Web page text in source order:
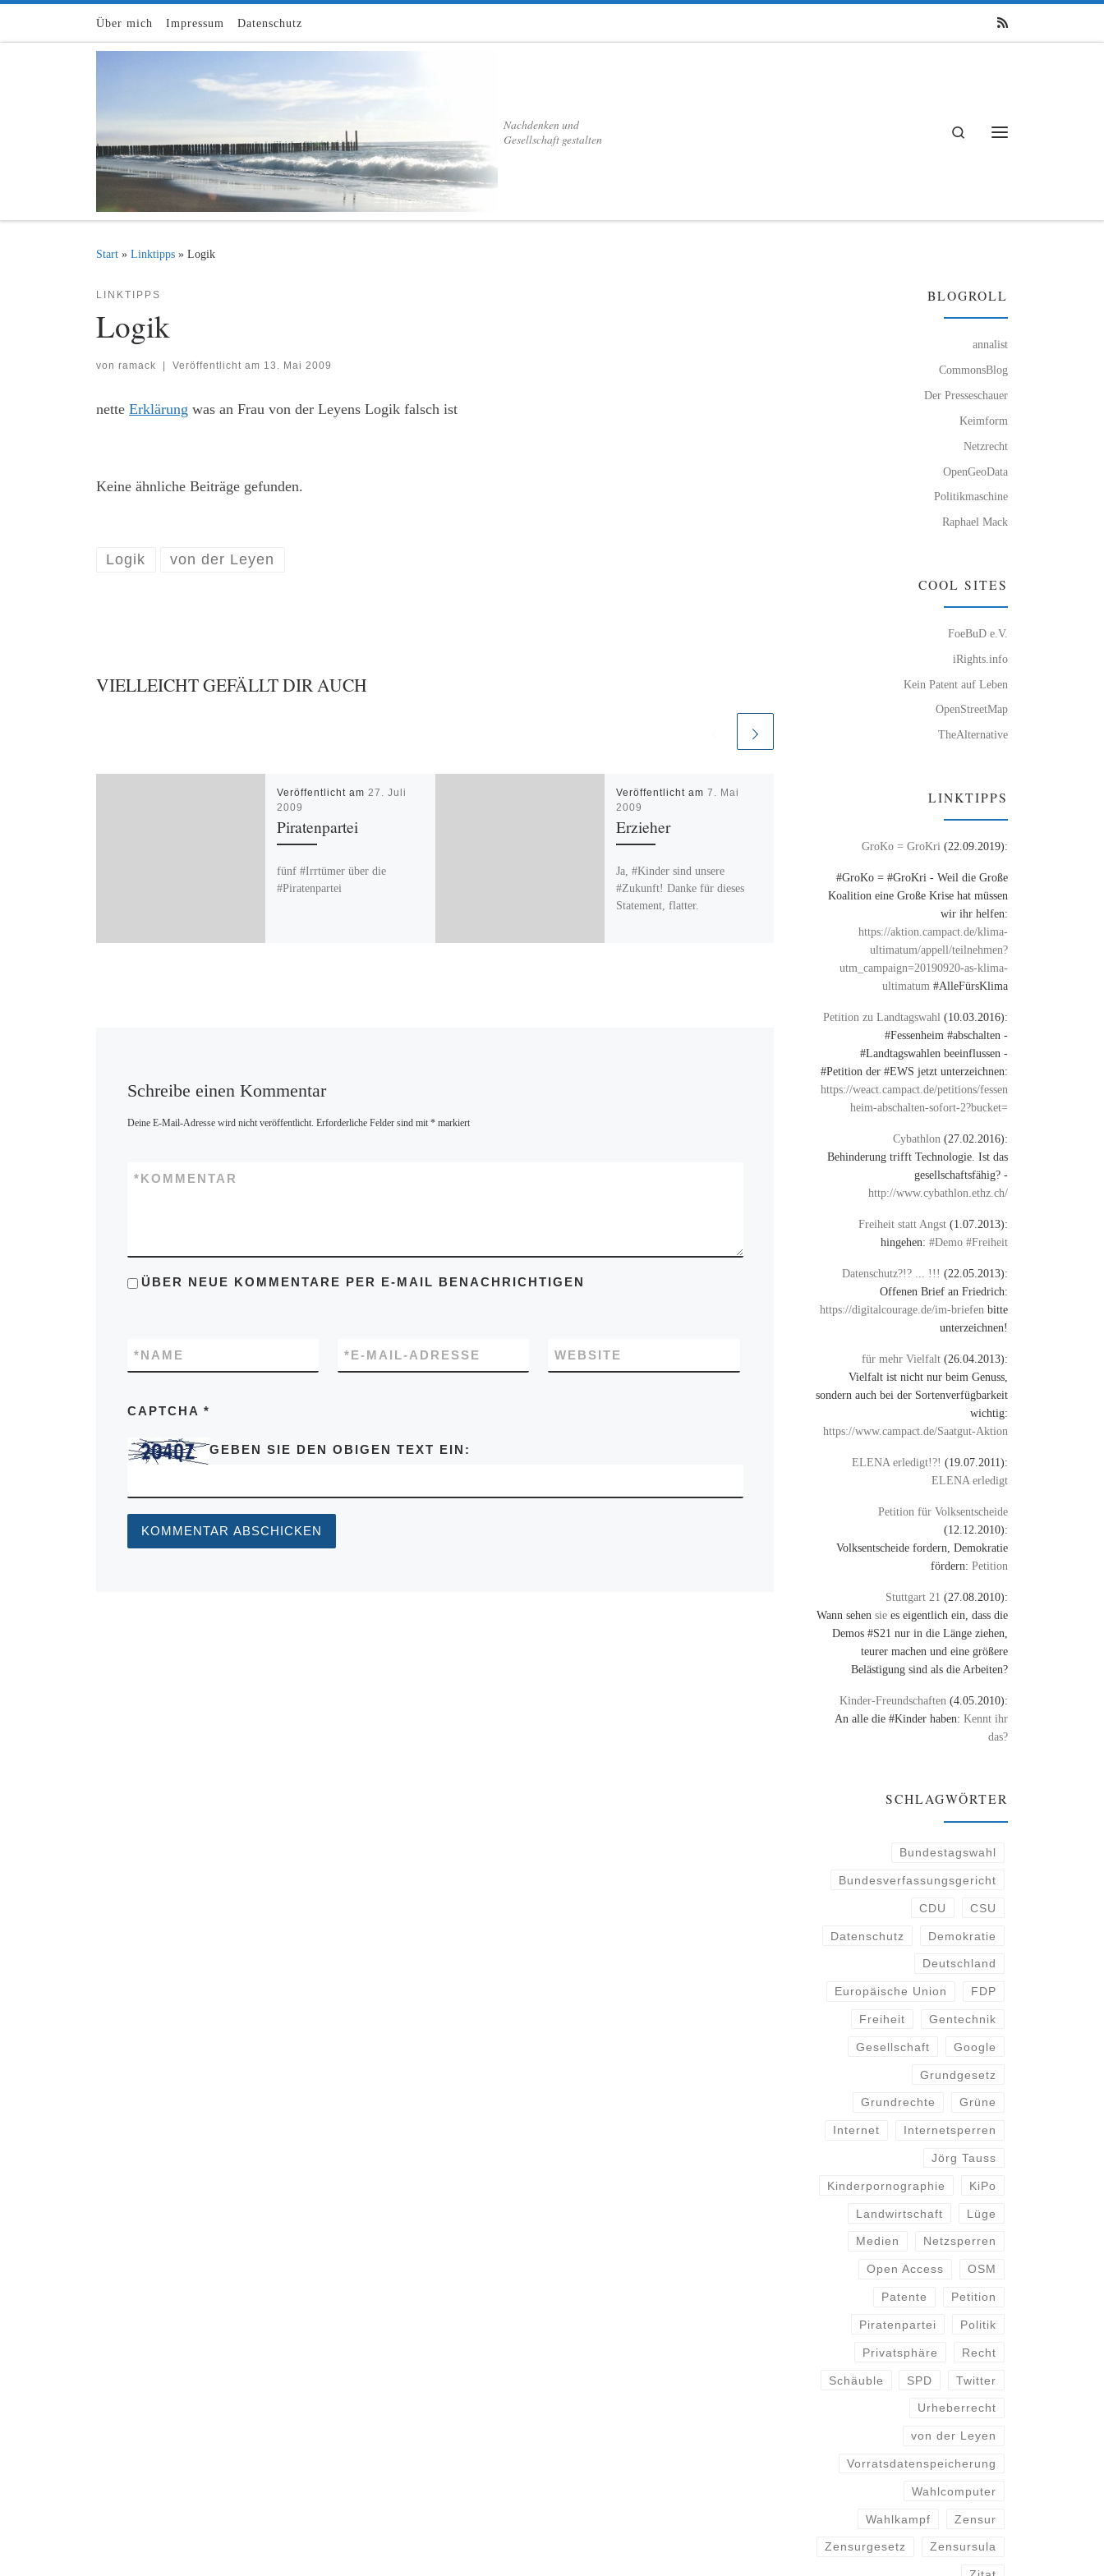
Zum Inhalt springen
Über mich Impressum Datenschutz
Nachdenken und
Gesellschaft gestalten
Search
Start » Linktipps » Logik
LINKTIPPS
Logik
von ramack | Veröffentlicht am 13. Mai 2009
nette Erklärung was an Frau von der Leyens Logik falsch ist
Keine ähnliche Beiträge gefunden.
Logik von der Leyen
VIELLEICHT GEFÄLLT DIR AUCH
Veröffentlicht am 27. Juli
2009
Piratenpartei
fünf #Irrtümer über die
#Piratenpartei
Veröffentlicht am 7. Mai
2009
Erzieher
Ja, #Kinder sind unsere
#Zukunft! Danke für dieses
Statement, flatter.
Veröffentlicht am
Bundeswehr im
Inneren?
#Schäuble fordert
#Bundeswehr im #Inland.
Geht’s noch? via
@piratenpartei
Schreibe einen Kommentar
Deine E-Mail-Adresse wird nicht veröffentlicht. Erforderliche Felder sind mit *markiert
KOMMENTAR
*
ÜBER NEUE KOMMENTARE PER E-MAIL BENACHRICHTIGEN
NAME
* E-MAIL-ADRESSE
* WEBSITE
CAPTCHA *
GEBEN SIE DEN OBIGEN TEXT EIN:
BLOGROLL
annalist
CommonsBlog
Der Presseschauer
Keimform
Netzrecht
OpenGeoData
Politikmaschine
Raphael Mack
COOL SITES
FoeBuD e.V.
iRights.info
Kein Patent auf Leben
OpenStreetMap
TheAlternative
LINKTIPPS
GroKo = GroKri (22.09.2019):
#GroKo = #GroKri - Weil die Große
Koalition eine Große Krise hat müssen
wir ihr helfen:
https://aktion.campact.de/klima-
ultimatum/appell/teilnehmen?
utm_campaign=20190920-as-klima-
ultimatum #AlleFürsKlima
Petition zu Landtagswahl (10.03.2016):
#Fessenheim #abschalten -
#Landtagswahlen beeinflussen -
#Petition der #EWS jetzt unterzeichnen:
https://weact.campact.de/petitions/fessen
heim-abschalten-sofort-2?bucket=
Cybathlon (27.02.2016):
Behinderung trifft Technologie. Ist das
gesellschaftsfähig? -
http://www.cybathlon.ethz.ch/
Freiheit statt Angst (1.07.2013):
hingehen: #Demo #Freiheit
Datenschutz?!? ... !!! (22.05.2013):
Offenen Brief an Friedrich:
https://digitalcourage.de/im-briefen bitte
unterzeichnen!
für mehr Vielfalt (26.04.2013):
Vielfalt ist nicht nur beim Genuss,
sondern auch bei der Sortenverfügbarkeit
wichtig:
https://www.campact.de/Saatgut-Aktion
ELENA erledigt!?! (19.07.2011):
ELENA erledigt
Petition für Volksentscheide
(12.12.2010):
Volksentscheide fordern, Demokratie
fördern: Petition
Stuttgart 21 (27.08.2010):
Wann sehen sie es eigentlich ein, dass die
Demos #S21 nur in die Länge ziehen,
teurer machen und eine größere
Belästigung sind als die Arbeiten?
Kinder-Freundschaften (4.05.2010):
An alle die #Kinder haben: Kennt ihr
das?
SCHLAGWÖRTER
Bundestagswahl
Bundesverfassungsgericht
CDU CSU
Datenschutz Demokratie
Deutschland
Europäische Union FDP
Freiheit Gentechnik
Gesellschaft Google
Grundgesetz
Grundrechte Grüne
Internet Internetsperren
Jörg Tauss
Kinderpornographie KiPo
Landwirtschaft Lüge
Medien Netzsperren
Open Access OSM
Patente Petition
Piratenpartei Politik
Privatsphäre Recht
Schäuble SPD Twitter
Urheberrecht
von der Leyen
Vorratsdatenspeicherung
Wahlcomputer
Wahlkampf Zensur
Zensurgesetz Zensursula